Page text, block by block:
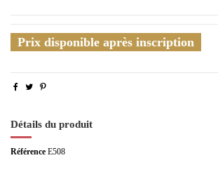
Prix disponible après inscription
Détails du produit
Référence E508